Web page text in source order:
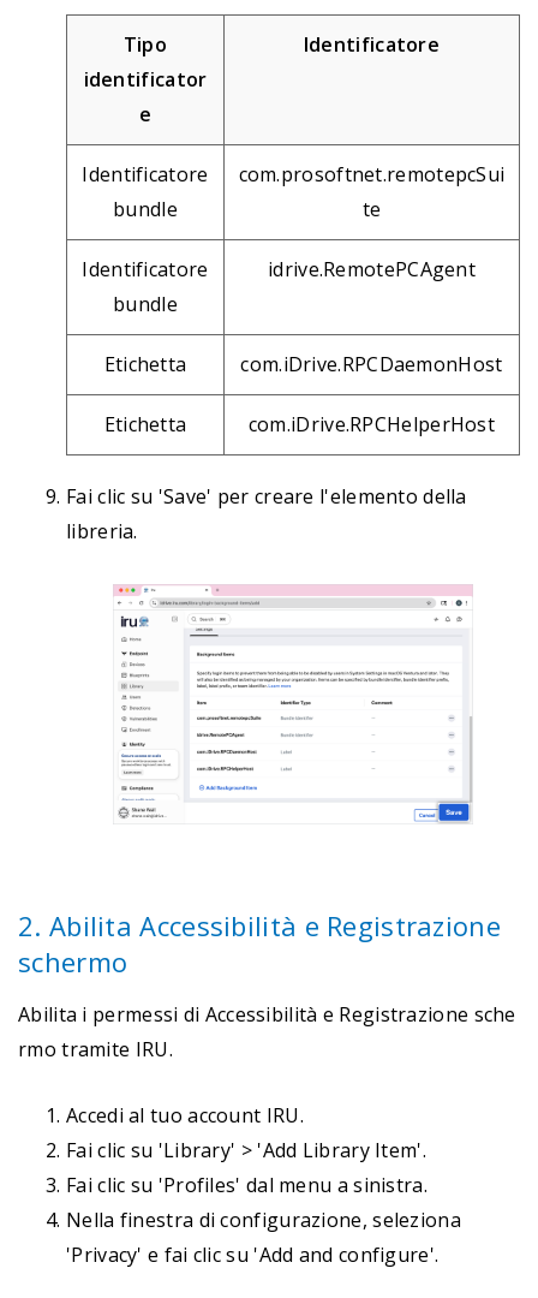
Tipo
identificator
e
Identificatore
Identificatore
bundle
com.prosoftnet.remotepcSui
te
Identificatore
bundle
idrive.RemotePCAgent
Etichetta com.iDrive.RPCDaemonHost
Etichetta com.iDrive.RPCHelperHost
Fai clic su 'Save' per creare l'elemento della
libreria.
2. Abilita Accessibilità e Registrazione
schermo
Abilita i permessi di Accessibilità e Registrazione sche
rmo tramite IRU.
Accedi al tuo account IRU.
Fai clic su 'Library' > 'Add Library Item'.
Fai clic su 'Profiles' dal menu a sinistra.
Nella finestra di configurazione, seleziona
'Privacy' e fai clic su 'Add and configure'.